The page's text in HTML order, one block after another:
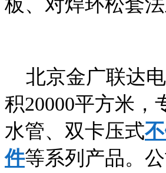
北京金广联达电
积20000平方米，
水管、双卡压式
件等系列产品。